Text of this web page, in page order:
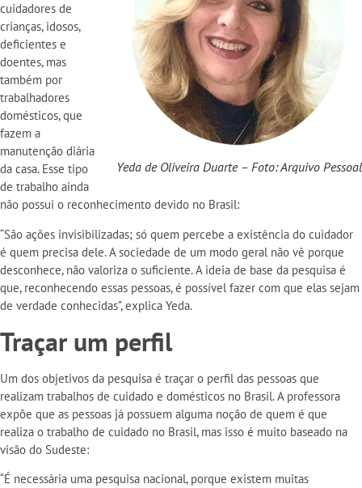
Yeda de Oliveira Duarte – Foto: Arquivo Pessoal
cuidadores de
crianças, idosos,
deficientes e
doentes, mas
também por
trabalhadores
domésticos, que
fazem a
manutenção diária
da casa. Esse tipo
de trabalho ainda
não possui o reconhecimento devido no Brasil:
“São ações invisibilizadas; só quem percebe a existência do cuidador
é quem precisa dele. A sociedade de um modo geral não vê porque
desconhece, não valoriza o suficiente. A ideia de base da pesquisa é
que, reconhecendo essas pessoas, é possível fazer com que elas sejam
de verdade conhecidas”, explica Yeda.
Traçar um perfil
Um dos objetivos da pesquisa é traçar o perfil das pessoas que
realizam trabalhos de cuidado e domésticos no Brasil. A professora
expõe que as pessoas já possuem alguma noção de quem é que
realiza o trabalho de cuidado no Brasil, mas isso é muito baseado na
visão do Sudeste:
“É necessária uma pesquisa nacional, porque existem muitas